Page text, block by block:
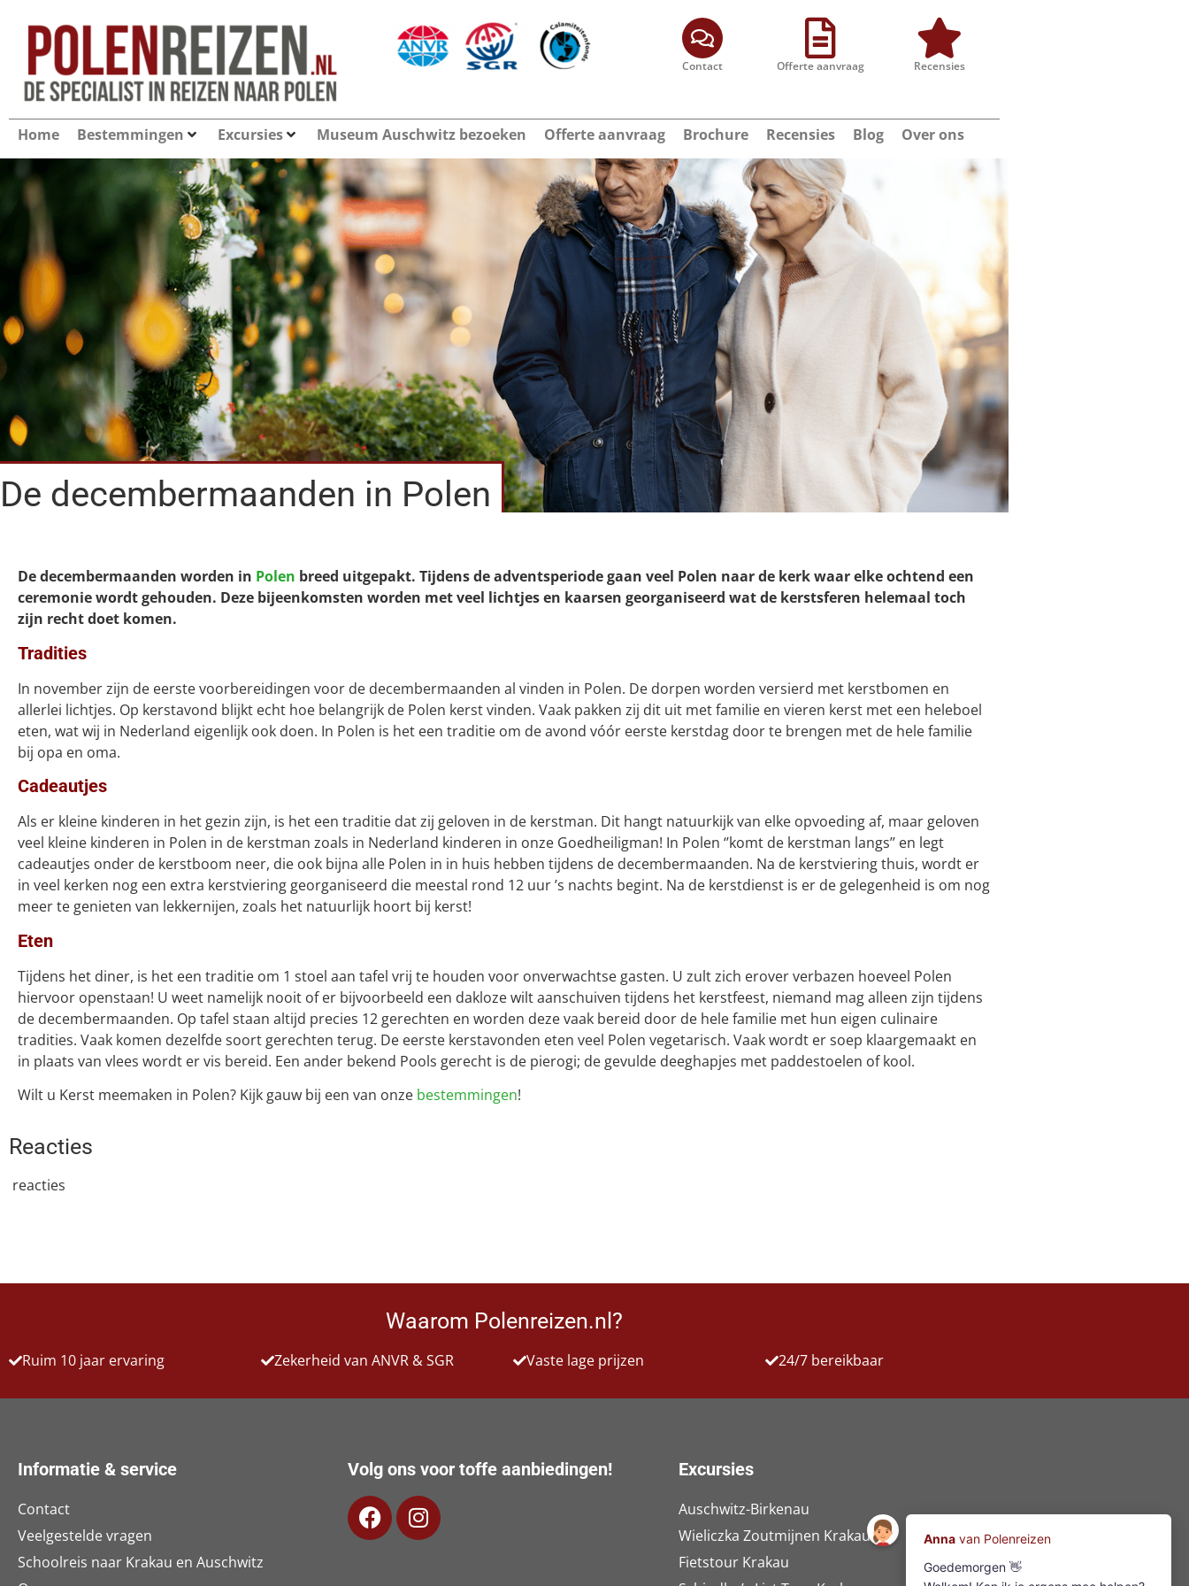
Contact Offerte aanvraag Recensies
Home Bestemmingen Excursies Museum Auschwitz bezoeken Offerte aanvraag Brochure Recensies Blog Over ons
De decembermaanden in Polen
De decembermaanden worden in Polen breed uitgepakt. Tijdens de adventsperiode gaan veel Polen naar de kerk waar elke ochtend een
ceremonie wordt gehouden. Deze bijeenkomsten worden met veel lichtjes en kaarsen georganiseerd wat de kerstsferen helemaal toch
zijn recht doet komen.
Tradities
In november zijn de eerste voorbereidingen voor de decembermaanden al vinden in Polen. De dorpen worden versierd met kerstbomen en
allerlei lichtjes. Op kerstavond blijkt echt hoe belangrijk de Polen kerst vinden. Vaak pakken zij dit uit met familie en vieren kerst met een heleboel
eten, wat wij in Nederland eigenlijk ook doen. In Polen is het een traditie om de avond vóór eerste kerstdag door te brengen met de hele familie
bij opa en oma.
Cadeautjes
Als er kleine kinderen in het gezin zijn, is het een traditie dat zij geloven in de kerstman. Dit hangt natuurkijk van elke opvoeding af, maar geloven
veel kleine kinderen in Polen in de kerstman zoals in Nederland kinderen in onze Goedheiligman! In Polen ‘’komt de kerstman langs’’ en legt
cadeautjes onder de kerstboom neer, die ook bijna alle Polen in in huis hebben tijdens de decembermaanden. Na de kerstviering thuis, wordt er
in veel kerken nog een extra kerstviering georganiseerd die meestal rond 12 uur ’s nachts begint. Na de kerstdienst is er de gelegenheid is om nog
meer te genieten van lekkernijen, zoals het natuurlijk hoort bij kerst!
Eten
Tijdens het diner, is het een traditie om 1 stoel aan tafel vrij te houden voor onverwachtse gasten. U zult zich erover verbazen hoeveel Polen
hiervoor openstaan! U weet namelijk nooit of er bijvoorbeeld een dakloze wilt aanschuiven tijdens het kerstfeest, niemand mag alleen zijn tijdens
de decembermaanden. Op tafel staan altijd precies 12 gerechten en worden deze vaak bereid door de hele familie met hun eigen culinaire
tradities. Vaak komen dezelfde soort gerechten terug. De eerste kerstavonden eten veel Polen vegetarisch. Vaak wordt er soep klaargemaakt en
in plaats van vlees wordt er vis bereid. Een ander bekend Pools gerecht is de pierogi; de gevulde deeghapjes met paddestoelen of kool.
Wilt u Kerst meemaken in Polen? Kijk gauw bij een van onze bestemmingen!
Reacties
reacties
Waarom Polenreizen.nl?
Ruim 10 jaar ervaring Zekerheid van ANVR & SGR Vaste lage prijzen 24/7 bereikbaar
Informatie & service
Contact
Veelgestelde vragen
Schoolreis naar Krakau en Auschwitz
Volg ons voor toffe aanbiedingen! Excursies
Auschwitz-Birkenau
Wieliczka Zoutmijnen Krakau
Fietstour Krakau